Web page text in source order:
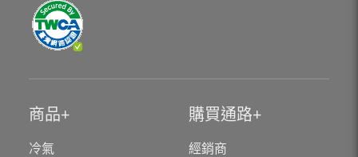
商品
冷氣
購買通路
經銷商